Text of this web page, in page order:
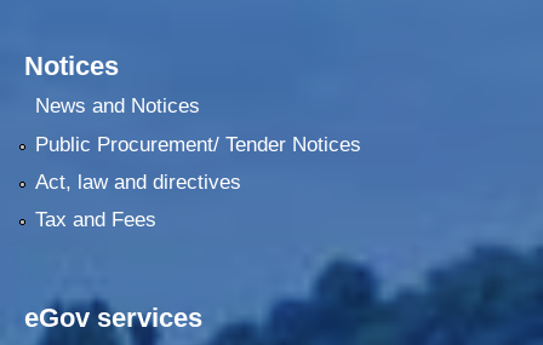
Notices
News and Notices
Public Procurement/ Tender Notices
Act, law and directives
Tax and Fees
eGov services